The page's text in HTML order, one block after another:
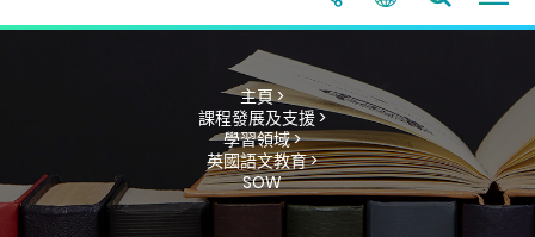
主頁 >
課程發展及支援 >
學習領域 >
英國語文教育 >
SOW